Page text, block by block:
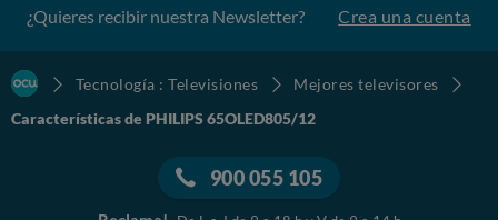
¿Quieres recibir nuestra Newsletter? Crea una cuenta
Tecnología : Televisiones
Mejores televisores
Características de PHILIPS 65OLED805/12
900 055 105